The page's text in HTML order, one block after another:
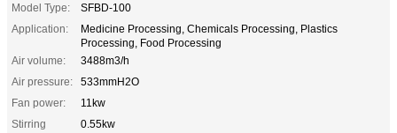
Model Type:
SFBD-100
Application:
Medicine Processing, Chemicals Processing, Plastics
Processing, Food Processing
Air volume:
3488m3/h
Air pressure:
533mmH2O
Fan power:
11kw
Stirring
0.55kw